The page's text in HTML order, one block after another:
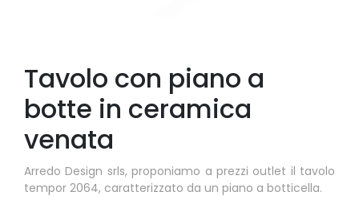
Tavolo con piano a
botte in ceramica
venata
Arredo Design srls, proponiamo a prezzi outlet il tavolo
tempor 2064, caratterizzato da un piano a botticella.